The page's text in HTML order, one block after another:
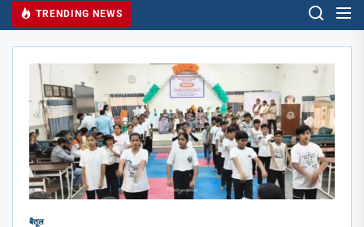
TRENDING NEWS
बैतूल